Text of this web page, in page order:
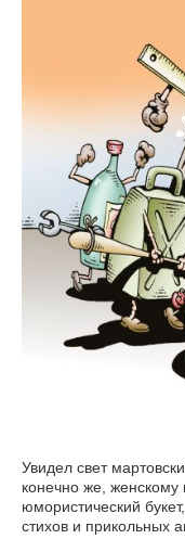
Увидел свет
конечно же, женскому празднику.
юмористический
стихов и прикольных